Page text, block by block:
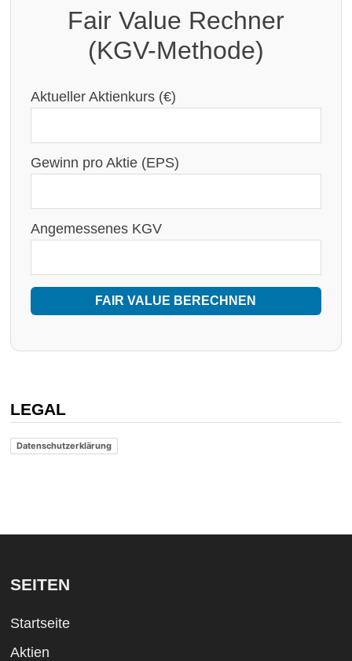
Fair Value Rechner
(KGV-Methode)
Aktueller Aktienkurs (€)
Gewinn pro Aktie (EPS)
Angemessenes KGV
FAIR VALUE BERECHNEN
LEGAL
Datenschutzerklärung
SEITEN
Startseite
Aktien